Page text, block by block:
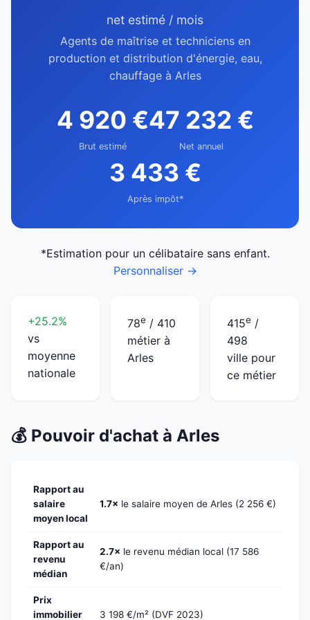
net estimé / mois
Agents de maîtrise et techniciens en
production et distribution d'énergie, eau,
chauffage à Arles
4 920 €
Brut estimé
47 232 €
Net annuel
3 433 €
Après impôt*
*Estimation pour un célibataire sans enfant.
Personnaliser →
+25.2%
vs
moyenne
nationale
78e / 410
métier à
Arles
415e /
498
ville pour
ce métier
💰 Pouvoir d'achat à Arles
Rapport au
salaire
moyen local
1.7× le salaire moyen de Arles (2 256 €)
Rapport au
revenu
médian
2.7× le revenu médian local (17 586
€/an)
Prix
immobilier
3 198 €/m² (DVF 2023)